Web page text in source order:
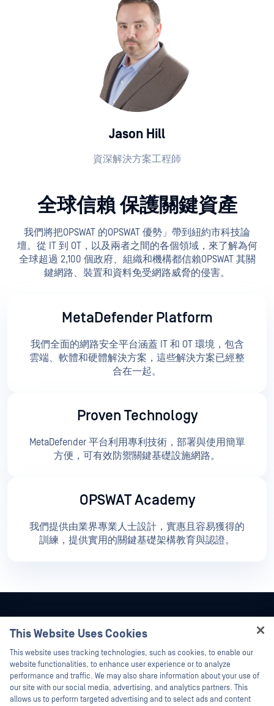
Jason Hill
資深解決方案工程師
全球信賴 保護關鍵資產
我們將把OPSWAT 的OPSWAT 優勢」帶到紐約市科技論
壇。從 IT 到 OT，以及兩者之間的各個領域，來了解為何
全球超過 2,100 個政府、組織和機構都信賴OPSWAT 其關
鍵網路、裝置和資料免受網路威脅的侵害。
MetaDefender Platform
我們全面的網路安全平台涵蓋 IT 和 OT 環境，包含
雲端、軟體和硬體解決方案，這些解決方案已經整
合在一起。
Proven Technology
MetaDefender 平台利用專利技術，部署與使用簡單
方便，可有效防禦關鍵基礎設施網路。
OPSWAT Academy
我們提供由業界專業人士設計，實惠且容易獲得的
訓練，提供實用的關鍵基礎架構教育與認證。
This Website Uses Cookies
This website uses tracking technologies, such as cookies, to enable our
website functionalities, to enhance user experience or to analyze
performance and traffic. We may also share information about your use of
our site with our social media, advertising, and analytics partners. This
allows us to perform targeted advertising and to select ads and content
Hey there!
I'm Ozzy, your OPSWAT virtual assistant.
How can I help you secure what's critical
today?